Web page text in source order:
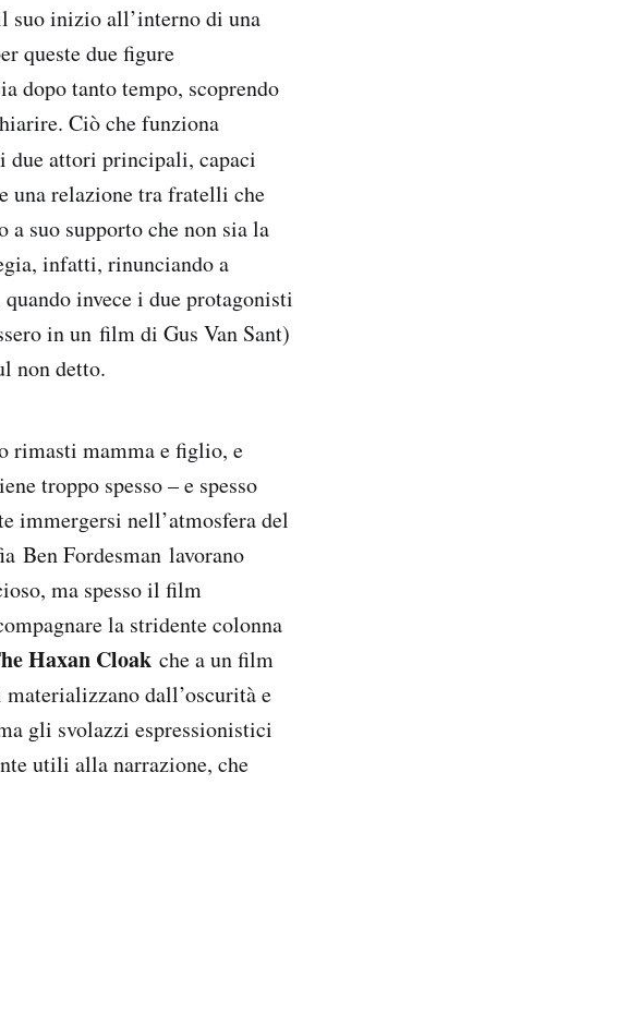
suo inizio all’interno di una
queste due figure
dopo tanto tempo, scoprendo
Ciò che funziona
due attori principali, capaci
una relazione tra fratelli che
suo supporto che non sia la
infatti, rinunciando a
invece i due protagonisti
in un film di Gus Van Sant)
non detto.
rimasti mamma e figlio, e
troppo spesso – e spesso
immergersi nell’atmosfera del
Ben Fordesman lavorano
ma spesso il film
la stridente colonna
Haxan Cloak che a un film
dall’oscurità e
gli svolazzi espressionistici
utili alla narrazione, che